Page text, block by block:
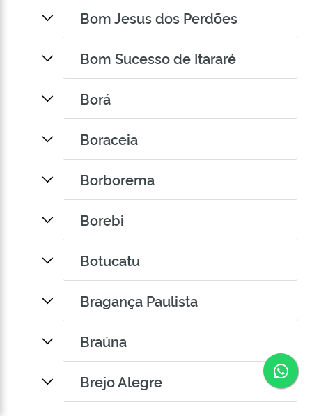
Bom Jesus dos Perdões
Bom Sucesso de Itararé
Borá
Boraceia
Borborema
Borebi
Botucatu
Bragança Paulista
Braúna
Brejo Alegre